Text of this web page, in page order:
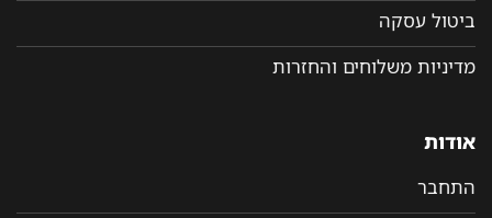
ביטול עסקה
מדיניות משלוחים והחזרות
אודות
התחבר